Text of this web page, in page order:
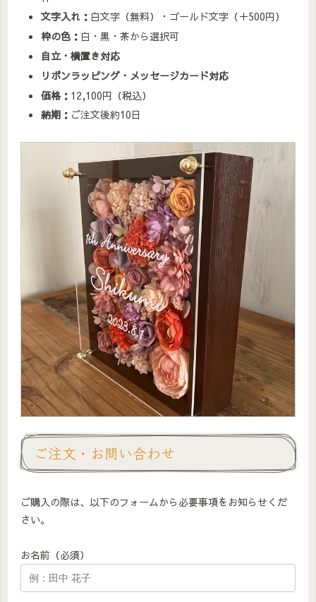
文字入れ： 白文字（無料）・ゴールド文字（＋500円）
枠の色： 白・黒・茶から選択可
自立・横置き対応
リボンラッピング・メッセージカード対応
価格： 12,100円（税込）
納期： ご注文後約10日
ご注文・お問い合わせ
ご購入の際は、以下のフォームから必要事項をお知らせくだ
さい。
お名前（必須）